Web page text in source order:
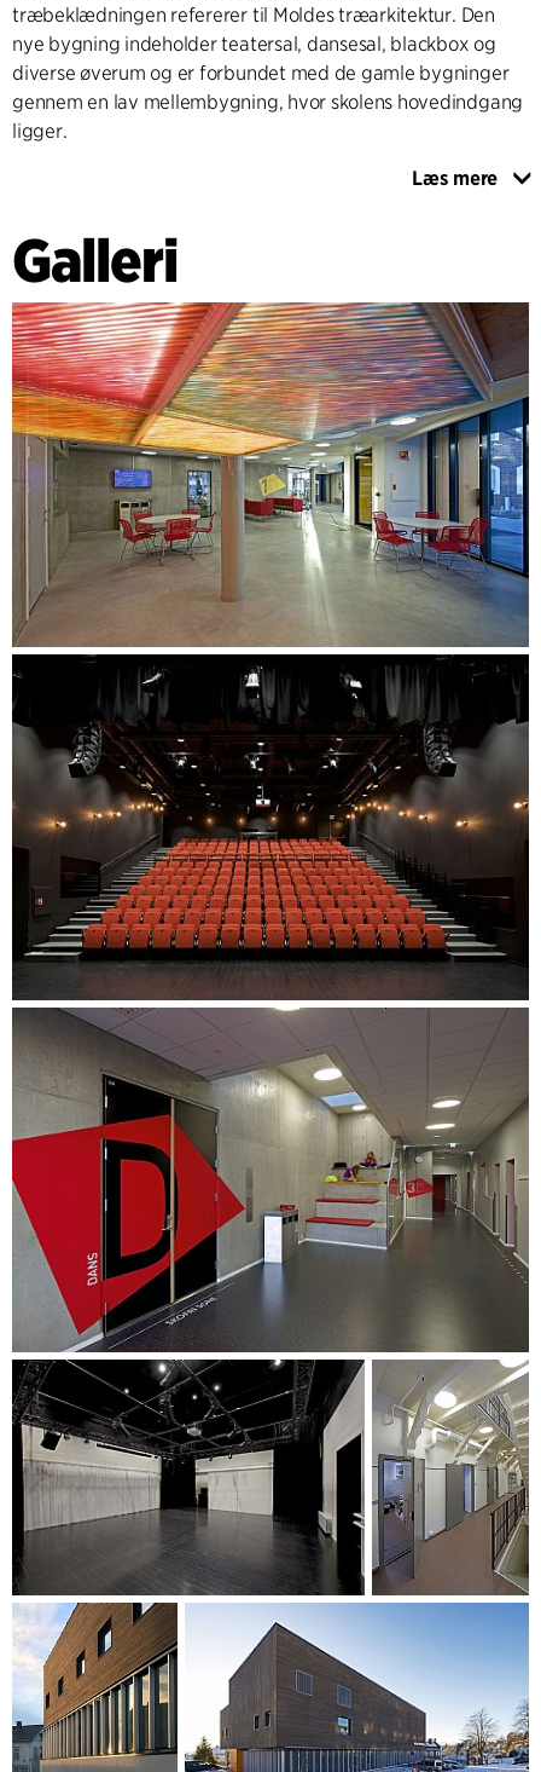
træbeklædningen refererer til Moldes træarkitektur. Den
nye bygning indeholder teatersal, dansesal, blackbox og
diverse øverum og er forbundet med de gamle bygninger
gennem en lav mellembygning, hvor skolens hovedindgang
ligger.
De eksisterende bygninger har fået en enkel og nøgtern
fængselsceller og en korridor med dobbelt loftshøjde,
rummer nu skolens reception, lærerkontorer og
mødelokaler. Nu rummer rådhuset blandt andet mediatek,
møderum og garderobe.
Læs mere
Galleri